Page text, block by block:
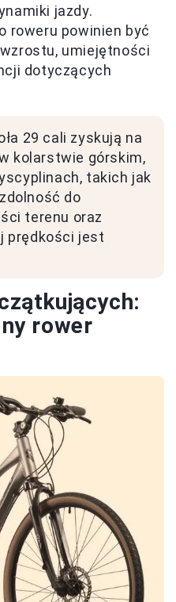
jazdy.
roweru powinien być
umiejętności
dotyczących
29 cali zyskują na
kolarstwie górskim,
takich jak
do
terenu oraz
prędkości jest
rower